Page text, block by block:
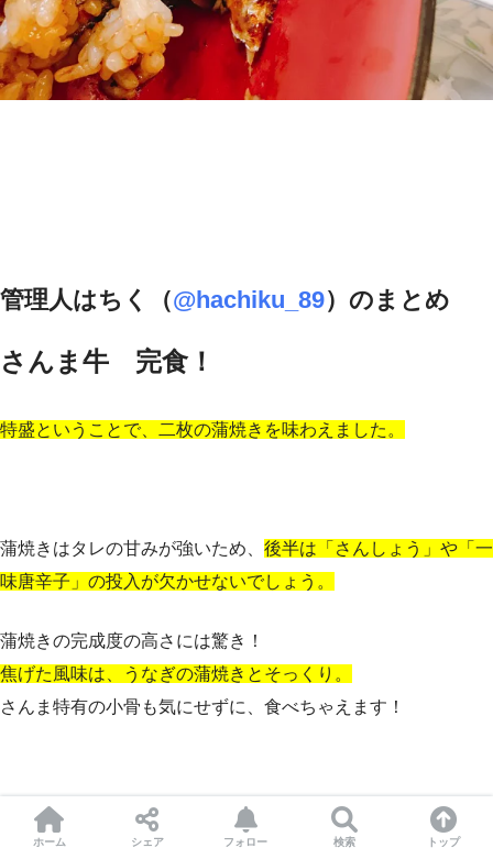
管理人はちく（@hachiku_89）のまとめ
さんま牛 完食！
特盛ということで、二枚の蒲焼きを味わえました。
蒲焼きはタレの甘みが強いため、 後半は「さんしょう」や「一
味唐辛子」の投入が欠かせないでしょう。
蒲焼きの完成度の高さには驚き！
焦げた風味は、うなぎの蒲焼きとそっくり。
さんま特有の小骨も気にせずに、食べちゃえます！
ホーム シェア フォロー 検索 トップ